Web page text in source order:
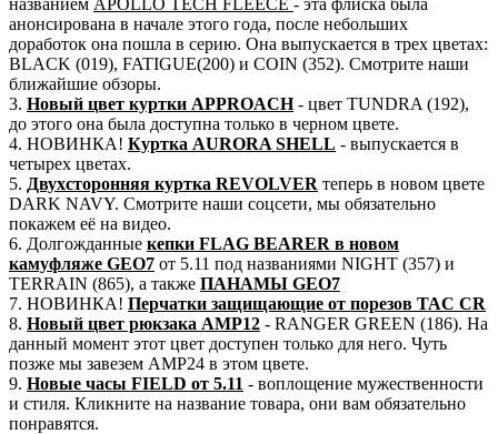
названием APOLLO TECH FLEECE - эта флиска была
анонсирована в начале этого года, после небольших
доработок она пошла в серию. Она выпускается в трех цветах:
BLACK (019), FATIGUE(200) и COIN (352). Смотрите наши
ближайшие обзоры.
3. Новый цвет куртки APPROACH- цвет TUNDRA (192),
до этого она была доступна только в черном цвете.
4. НОВИНКА! Куртка AURORA SHELL - выпускается в
четырех цветах.
5. Двухсторонняя куртка REVOLVER теперь в новом цвете
DARK NAVY. Смотрите наши соцсети, мы обязательно
покажем её на видео.
6. Долгожданные кепки FLAG BEARER в новом
камуфляже GEO7 от 5.11 под названиями NIGHT (357) и
TERRAIN (865), а также ПАНАМЫ GEO7
7. НОВИНКА! Перчатки защищающие от порезов TAC CR
8. Новый цвет рюкзака AMP12 - RANGER GREEN (186). На
данный момент этот цвет доступен только для него. Чуть
позже мы завезем AMP24 в этом цвете.
9. Новые часы FIELD от 5.11 - воплощение мужественности
и стиля. Кликните на название товара, они вам обязательно
понравятся.